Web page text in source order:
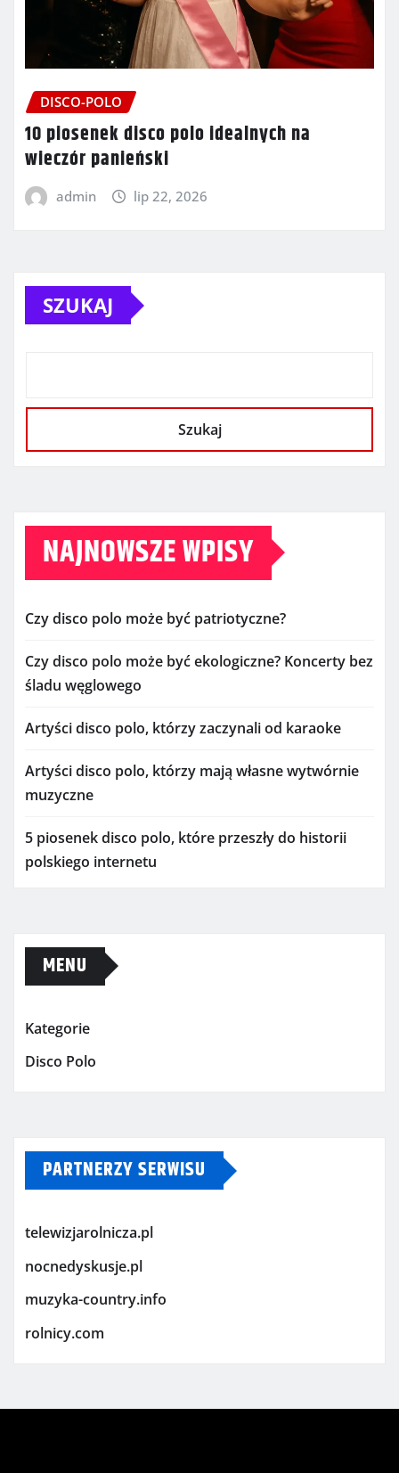
DISCO-POLO
10 piosenek disco polo idealnych na
wieczór panieński
admin lip 22, 2026
SZUKAJ
Szukaj
NAJNOWSZE WPISY
Czy disco polo może być patriotyczne?
Czy disco polo może być ekologiczne? Koncerty bez
śladu węglowego
Artyści disco polo, którzy zaczynali od karaoke
Artyści disco polo, którzy mają własne wytwórnie
muzyczne
5 piosenek disco polo, które przeszły do historii
polskiego internetu
MENU
Kategorie
Disco Polo
PARTNERZY SERWISU
telewizjarolnicza.pl
nocnedyskusje.pl
muzyka-country.info
rolnicy.com